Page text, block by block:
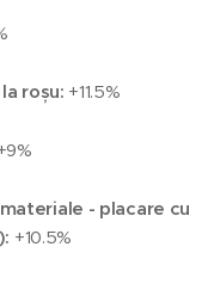
roșu: +11.5%
- placare cu
+10.5%